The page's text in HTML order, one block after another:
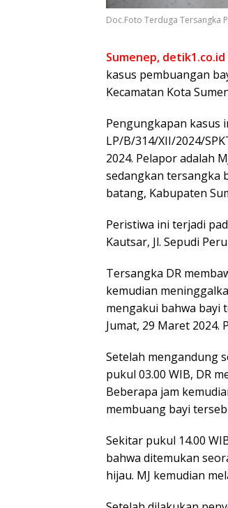
Doc.Foto Terduga Tersangka
Sumenep,
kasus pembuangan
Kecamatan Kota
Pengungkapan kasus
LP/B/314/XII/2024/
2024. Pelapor adalah
sedangkan tersangka
batang, Kabupaten
Peristiwa ini terjadi
Kautsar, Jl. Sepudi
Tersangka DR
kemudian
mengakui bahwa bayi
Jumat, 29 Maret 2024.
Setelah mengandung
pukul 03.00 WIB, DR
Beberapa jam
membuang bayi
Sekitar pukul 14.00
bahwa ditemukan
hijau. MJ kemudian